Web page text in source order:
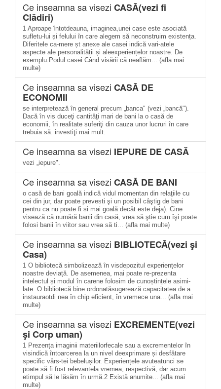
Ce inseamna sa visezi CASĂ(vezi fi
Clădiri)
1 Aproape întotdeauna, imaginea,unei case este asociată
sufletu-lui și felului în care alegem să neconstruim existența.
Diferitele ca-mere șt anexe ale casei indică vari-atele
aspecte ale personalității și aleexperiențelor noastre. De
exemplu:Podul casei Când visării că neaflăm... (afla mai
multe)
Ce inseamna sa visezi CASĂ DE
ECONOMII
se interpretează în general precum „banca" (vezi „bancă").
Dacă în vis duceţi cantităţi mari de bani la o casă de
economii, în realitate suferiţi din cauza unor lucruri în care
trebuia să. investiţi mai mult.
Ce inseamna sa visezi IEPURE DE CASĂ
vezi „iepure".
Ce inseamna sa visezi CASĂ DE BANI
o casă de bani goală indică vidul momentan din relaţiile cu
cei din jur, dar poate prevesti şi un posibil câştig de bani
pentru ca nu poate fi si mai goală decât este deja). Cine
visează că numără banii din casă, vrea să ştie cum îşi poate
folosi banii în viitor sau vrea să ti... (afla mai multe)
Ce inseamna sa visezi BIBLIOTECĂ(vezi şi
Casa)
1 O bibliotecă simbolizează în visdepozitul experiențelor
noastre deviață. De asemenea, mai poate re-prezenta
intelectul și modul în carene folosim de cunoștințele asimi-
late. O bibliotecă bine ordonatăsugerează capacitatea de a
instauraotdi nea în chip eficient, în vremece una... (afla mai
multe)
Ce inseamna sa visezi EXCREMENTE(vezi
şi Corp uman)
1 Prezența imaginii materiilorfecale sau a excrementelor în
visindică întoarcerea la un nivel deexprimare și desfătare
specific vârs-tei bebelușilor. Experiențele avuteatunci se
poate să fi fost relevantela vremea, respectivă, dar acum
etimpul să le lăsăm în urmă.2 Există anumite... (afla mai
multe)